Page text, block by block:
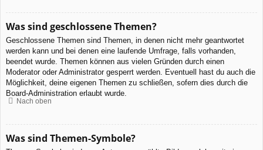
Was sind geschlossene Themen?
Geschlossene Themen sind Themen, in denen nicht mehr geantwortet
werden kann und bei denen eine laufende Umfrage, falls vorhanden,
beendet wurde. Themen können aus vielen Gründen durch einen
Moderator oder Administrator gesperrt werden. Eventuell hast du auch die
Möglichkeit, deine eigenen Themen zu schließen, sofern dies durch die
Board-Administration erlaubt wurde.
Nach oben
Was sind Themen-Symbole?